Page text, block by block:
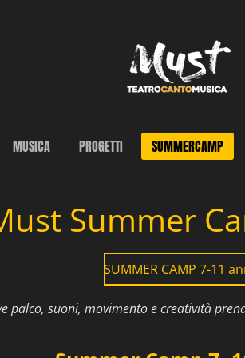
MUSICA PROGETTI SUMMERCAMP
Summer
SUMMER CAMP 7-11
palco, suoni, movimento e creatività